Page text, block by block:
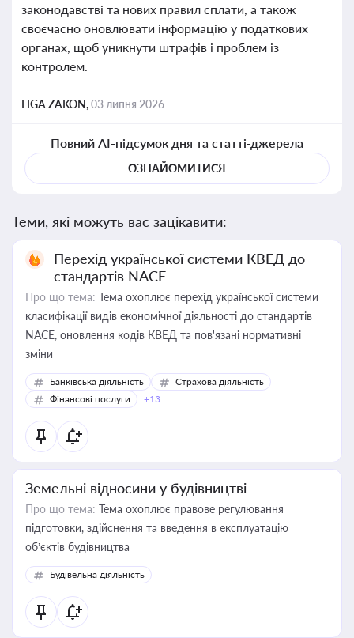
законодавстві та нових правил сплати, а також
своєчасно оновлювати інформацію у податкових
органах, щоб уникнути штрафів і проблем із
контролем.
LIGA ZAKON,03 липня 2026
Повний AI-підсумок дня та статті-джерела
ОЗНАЙОМИТИСЯ
Теми, які можуть вас зацікавити:
Перехід української системи КВЕД до
стандартів NACE
Про що тема: Тема охоплює перехід української системи
класифікації видів економічної діяльності до стандартів
NACE, оновлення кодів КВЕД та пов'язані нормативні
зміни
Банківська діяльність
Страхова діяльність
Фінансові послуги
+13
Земельні відносини у будівництві
Про що тема: Тема охоплює правове регулювання
підготовки, здійснення та введення в експлуатацію
об’єктів будівництва
Будівельна діяльність